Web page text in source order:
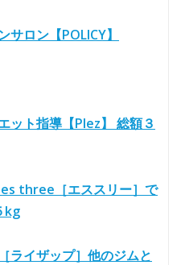
ロン【POLICY】
ット指導【Plez】 総額３
three［エススリー］で
kg
ライザップ］他のジムと